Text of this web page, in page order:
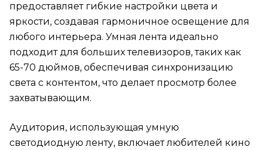
предоставляет гибкие настройки цвета и
яркости, создавая гармоничное освещение для
любого интерьера. Умная лента идеально
подходит для больших телевизоров, таких как
65-70 дюймов, обеспечивая синхронизацию
света с контентом, что делает просмотр более
захватывающим.
Аудитория, использующая умную
светодиодную ленту, включает любителей кино